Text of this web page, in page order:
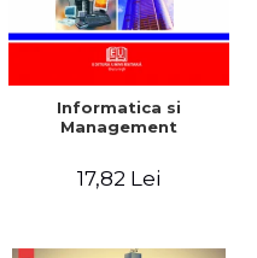
Informatica si
Management
17,82 Lei